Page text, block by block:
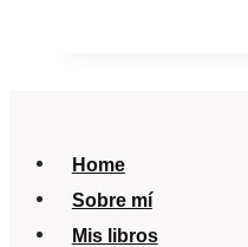
Home
Sobre mí
Mis libros